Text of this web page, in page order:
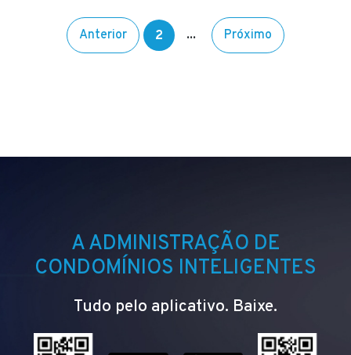
Anterior 2 ... Próximo
A ADMINISTRAÇÃO DE
CONDOMÍNIOS INTELIGENTES
Tudo pelo aplicativo. Baixe.